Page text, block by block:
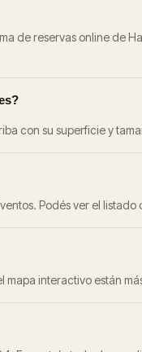
de reservas online de
con su superficie y
Podés ver el
interactivo están